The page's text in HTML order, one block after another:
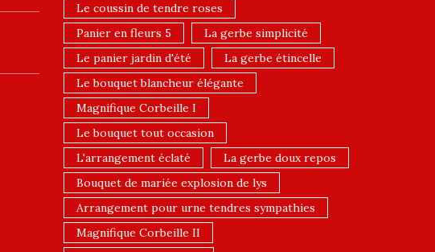
Le coussin de tendre roses
Panier en fleurs 5
La gerbe simplicité
Le panier jardin d'été
La gerbe étincelle
Le bouquet blancheur élégante
Magnifique Corbeille I
Le bouquet tout occasion
L'arrangement éclaté
La gerbe doux repos
Bouquet de mariée explosion de lys
Arrangement pour urne tendres sympathies
Magnifique Corbeille II